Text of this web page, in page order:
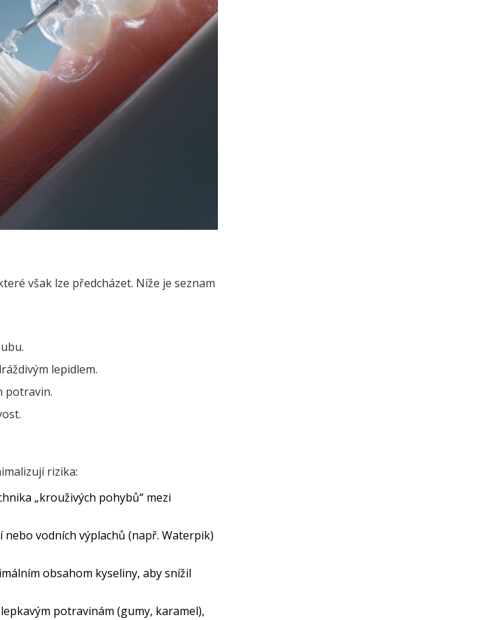
však lze předcházet. Níže je seznam
lepidlem.
potravin.
rizika:
„krouživých pohybů“ mezi
vodních výplachů (např. Waterpik)
obsahom kyseliny, aby snížil
potravinám (gumy, karamel),